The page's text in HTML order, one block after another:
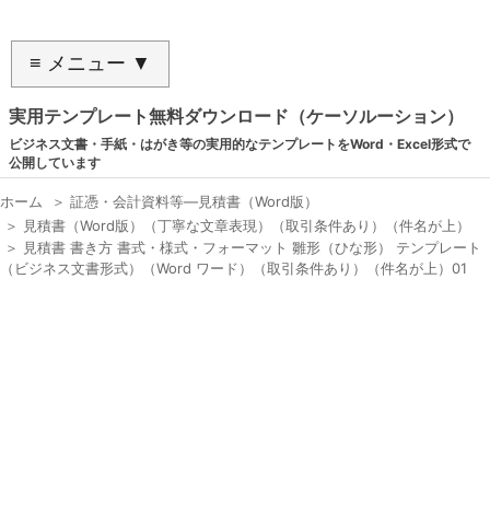
≡ メニュー ▼
実用テンプレート無料ダウンロード（ケーソルーション）
ビジネス文書・手紙・はがき等の実用的なテンプレートをWord・Excel形式で
公開しています
ホーム ＞ 証憑・会計資料等―見積書（Word版）
＞ 見積書（Word版）（丁寧な文章表現）（取引条件あり）（件名が上）
＞ 見積書 書き方 書式・様式・フォーマット 雛形（ひな形） テンプレート
（ビジネス文書形式）（Word ワード）（取引条件あり）（件名が上）01